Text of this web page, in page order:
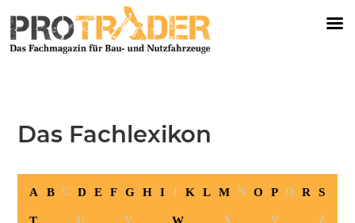
Das Fachlexikon
A B C D E F G H I J K L M N O P Q R S
T U V W X Y Z